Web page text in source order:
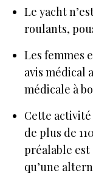
Le yacht
roulants,
Les femmes
avis médical
médicale à
Cette
de plus de
préalable
qu’une